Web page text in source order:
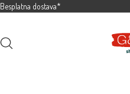
Besplatna dostava*